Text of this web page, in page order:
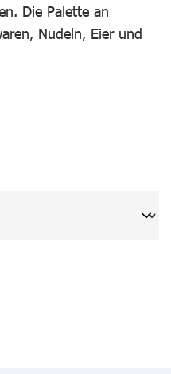
Die Palette an
Nudeln, Eier und